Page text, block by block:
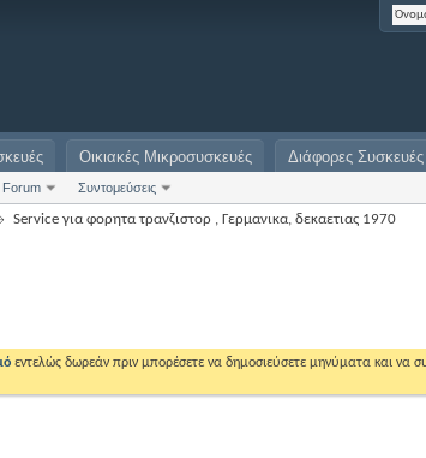
Forum Συντομεύσεις
Οικιακές Μικροσυσκευές Διάφορες Συσκευές
Service για φορητα τρανζιστορ , Γερμανικα, δεκαετιας 1970
εντελώς δωρεάν πριν μπορέσετε να δημοσιεύσετε μηνύματα και